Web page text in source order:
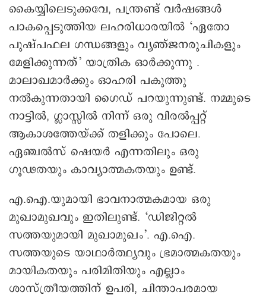
കൈയ്യിലെടുക്കവേ, പന്ത്രണ്ട് വര്‍ഷങ്ങള്‍
പാകപ്പെടുത്തിയ ലഹരിധാരയില്‍ ‘ഏതോ
പുഷ്പഫല ഗന്ധങ്ങളും വ്യഞ്ജനരുചികളും
മേളിക്കുന്നത്’ യാത്രിക ഓര്‍ക്കുന്നു .
മാലാഖമാര്‍ക്കും ഓഹരി പകുത്തു
നല്‍കുന്നതായി ഗൈഡ് പറയുന്നുണ്ട്. നമ്മുടെ
നാട്ടില്‍, ഗ്ലാസ്സില്‍ നിന്ന് ഒരു വിരല്‍പ്പറ്റ്
ആകാശത്തേയ്ക്ക് തളിക്കും പോലെ.
ഏഞ്ചല്‍സ് ഷെയര്‍ എന്നതിലും ഒരു
ഗൂഢതയും കാവ്യാത്മകതയും ഉണ്ട്.
‍എ.ഐ.യുമായി ഭാവനാത്മകമായ ഒരു
മുഖാമുഖവും ഇതിലുണ്ട്. ‘ഡിജിറ്റല്‍
സത്തയുമായി മുഖാമുഖം’. എ.ഐ.
സത്തയുടെ യാഥാര്‍ത്ഥ്യവും ഭ്രമാത്മകതയും
മായികതയും പരിമിതിയും എല്ലാം
ശാസ്ത്രീയത്തിന് ഉപരി, ചിന്താപരമായ